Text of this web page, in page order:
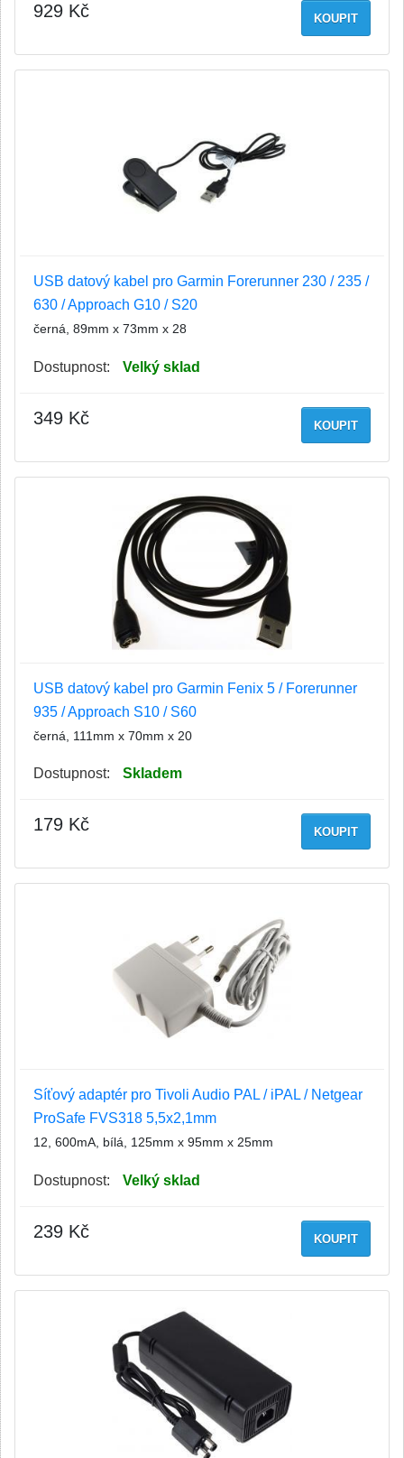
KOUPIT
929 Kč
USB datový kabel pro Garmin Forerunner 230 / 235 /
630 / Approach G10 / S20
černá, 89mm x 73mm x 28
Dostupnost: Velký sklad
KOUPIT
349 Kč
USB datový kabel pro Garmin Fenix 5 / Forerunner
935 / Approach S10 / S60
černá, 111mm x 70mm x 20
Dostupnost: Skladem
KOUPIT
179 Kč
Síťový adaptér pro Tivoli Audio PAL / iPAL / Netgear
ProSafe FVS318 5,5x2,1mm
12, 600mA, bílá, 125mm x 95mm x 25mm
Dostupnost: Velký sklad
KOUPIT
239 Kč